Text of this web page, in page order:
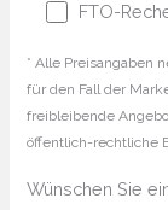
FTO-
* Alle Preisangaben
für den Fall der
freibleibende
öffentlich-rechtliche
Wünschen Sie